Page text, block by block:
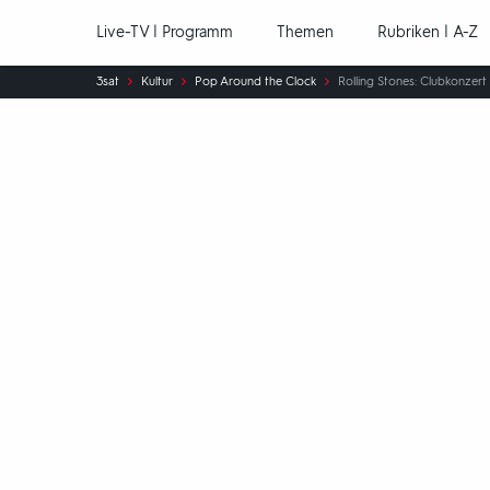
Live-TV | Programm Themen Rubriken | A-Z
Sie
sind
3sat Kultur Pop Around the Clock Rolling Stones: